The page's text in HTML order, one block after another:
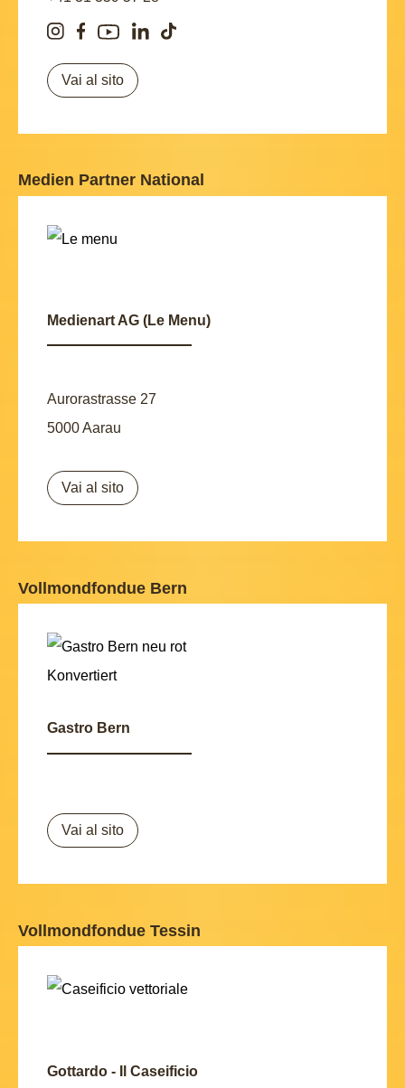
Vai al sito
Medien Partner National
Medienart AG (Le Menu)
Aurorastrasse 27
5000 Aarau
Vai al sito
Vollmondfondue Bern
Gastro Bern
Vai al sito
Vollmondfondue Tessin
Gottardo - Il Caseificio